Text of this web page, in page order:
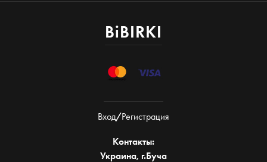
BiBIRKI
Вход/Регистрация
Контакты:
Украина, г.Буча